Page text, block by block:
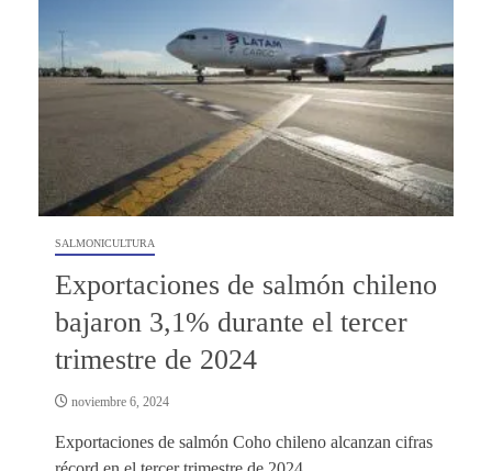
SALMONICULTURA
Exportaciones de salmón chileno
bajaron 3,1% durante el tercer
trimestre de 2024
noviembre 6, 2024
Exportaciones de salmón Coho chileno alcanzan cifras